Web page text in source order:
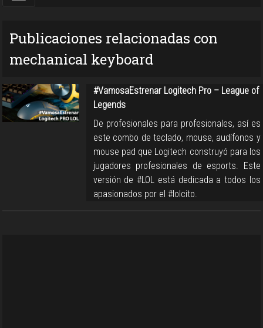
Publicaciones relacionadas con
mechanical keyboard
#VamosaEstrenar Logitech Pro – League of
Legends
De profesionales para profesionales, así es
este combo de teclado, mouse, audífonos y
mouse pad que Logitech construyó para los
jugadores profesionales de esports. Este
versión de #LOL está dedicada a todos los
apasionados por el #lolcito.